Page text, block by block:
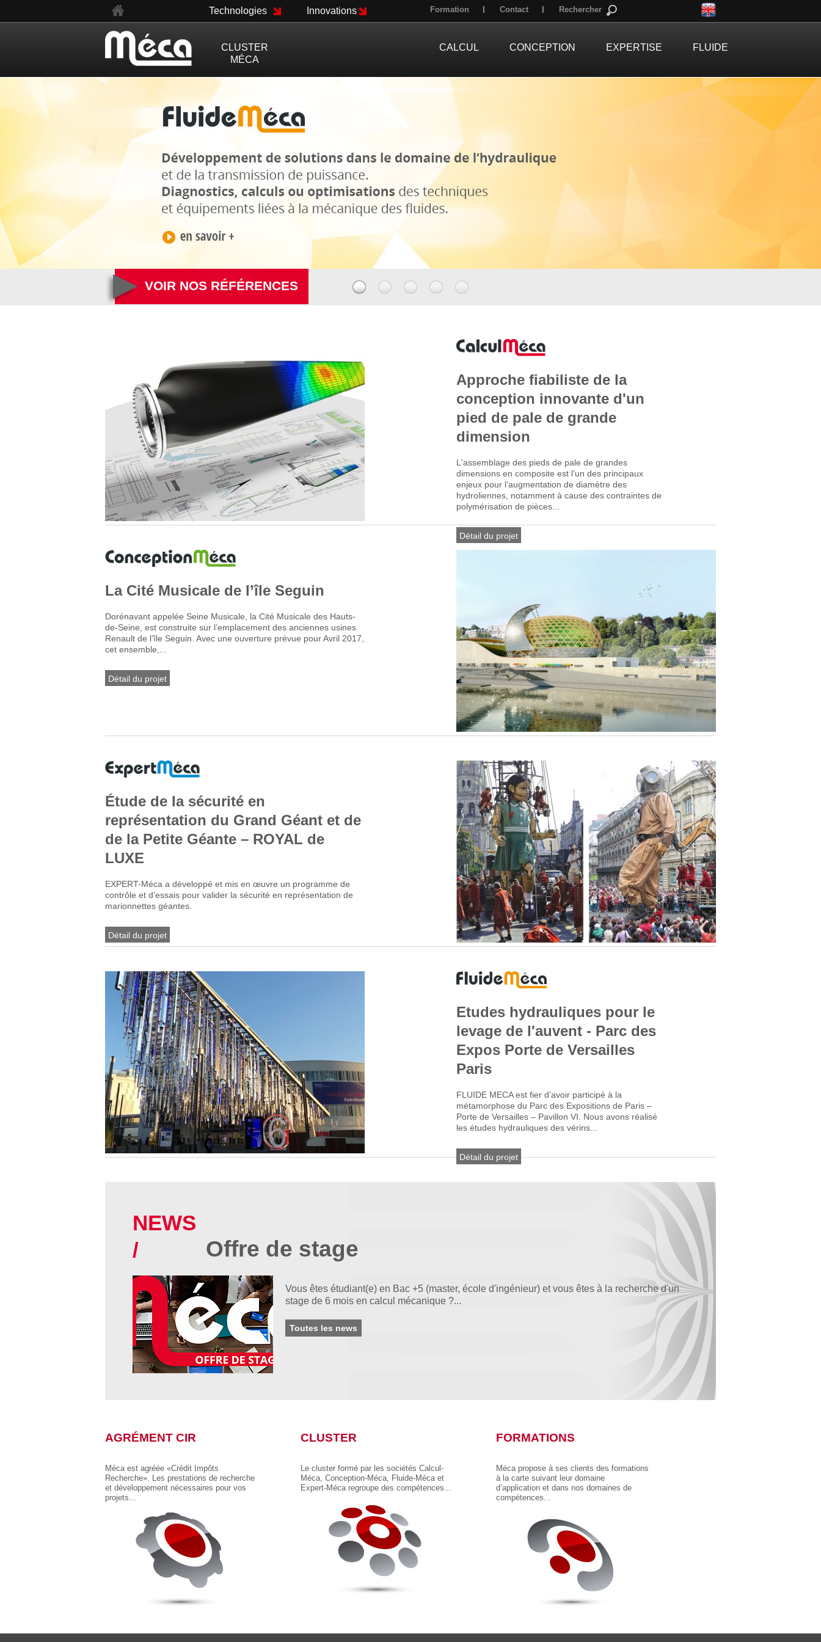
CLUSTER
MÉCA
CALCUL CONCEPTION EXPERTISE FLUIDE
Technologies Innovations Formation Contact Rechercher
VOIR NOS RÉFÉRENCES
Approche fiabiliste de la
conception innovante d'un
pied de pale de grande
dimension
L'assemblage des pieds de pale de grandes
dimensions en composite est l’un des principaux
enjeux pour l’augmentation de diamètre des
hydroliennes, notamment à cause des contraintes de
polymérisation de pièces...
Détail du projet
La Cité Musicale de l’île Seguin
Dorénavant appelée Seine Musicale, la Cité Musicale des Hauts-
de-Seine, est construite sur l’emplacement des anciennes usines
Renault de l’île Seguin. Avec une ouverture prévue pour Avril 2017,
cet ensemble,...
Détail du projet
Étude de la sécurité en
représentation du Grand Géant et de
de la Petite Géante – ROYAL de
LUXE
EXPERT-Méca a développé et mis en œuvre un programme de
contrôle et d’essais pour valider la sécurité en représentation de
marionnettes géantes.
Détail du projet
Etudes hydrauliques pour le
levage de l'auvent - Parc des
Expos Porte de Versailles
Paris
FLUIDE MECA est fier d’avoir participé à la
métamorphose du Parc des Expositions de Paris –
Porte de Versailles – Pavillon VI. Nous avons réalisé
les études hydrauliques des vérins...
Détail du projet
NEWS
/
Offre de stage
Vous êtes étudiant(e) en Bac +5 (master, école d'ingénieur) et vous êtes à la recherche d'un
stage de 6 mois en calcul mécanique ?...
Toutes les news
AGRÉMENT CIR
Méca est agréée «Crédit Impôts
Recherche». Les prestations de recherche
et développement nécessaires pour vos
projets...
CLUSTER
Le cluster formé par les sociétés Calcul-
Méca, Conception-Méca, Fluide-Méca et
Expert-Méca regroupe des compétences...
FORMATIONS
Méca propose à ses clients des formations
à la carte suivant leur domaine
d’application et dans nos domaines de
compétences...